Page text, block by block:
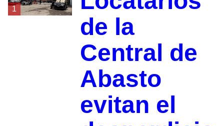
1
de la
Central de
Abasto
evitan el